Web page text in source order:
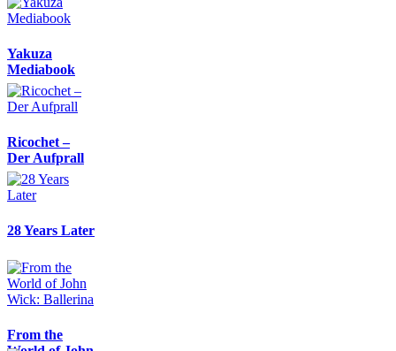
Yakuza
Mediabook
Ricochet –
Der Aufprall
28 Years Later
From the